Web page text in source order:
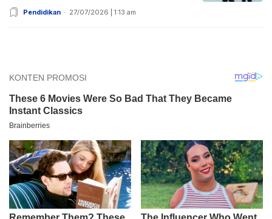
Pendidikan 27/07/2026 | 1:13 am